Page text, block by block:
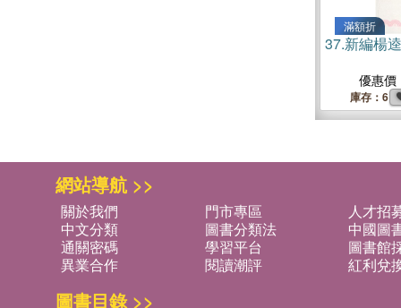
滿額折
37.新編楊
優惠價
庫存：6
網站導航 >>
關於我們 門市專區
人才招
中文分類
圖書分類法
中國圖
通關密碼
學習平台
圖書館
異業合作
閱讀潮評 紅利兌
圖書目錄 >>